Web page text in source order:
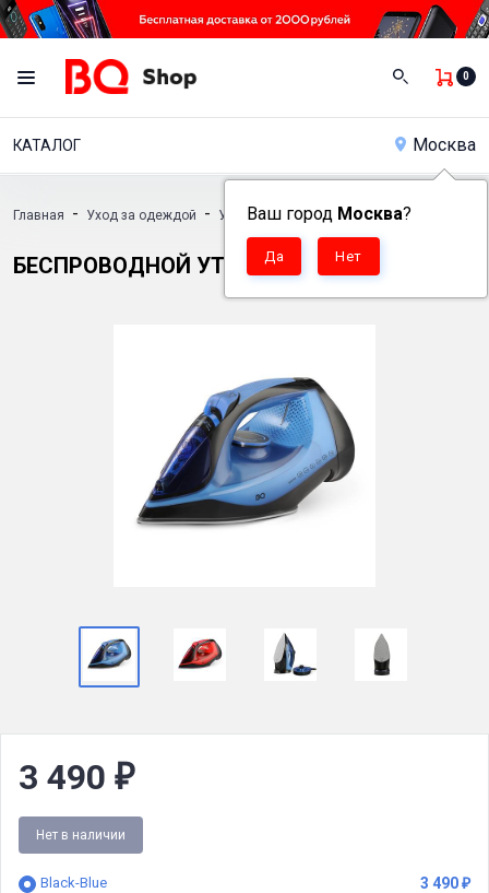
0
КАТАЛОГ Москва
Ваш город Москва?
Главная - Уход за одеждой - Утюги - Беспроводной утюг BQ SIC1001
БЕСПРОВОДНОЙ УТЮГ BQ SIC1001
3 490 ₽
Нет в наличии
3 490 ₽
Black-Blue